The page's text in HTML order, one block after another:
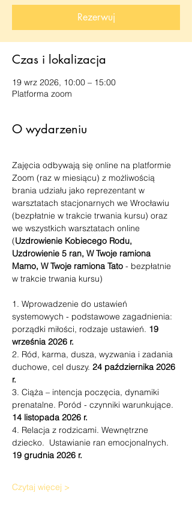
Rezerwuj
Czas i lokalizacja
19 wrz 2026, 10:00 – 15:00
Platforma zoom
O wydarzeniu
Zajęcia odbywają się online na platformie
Zoom (raz w miesiącu) z możliwością
brania udziału jako reprezentant w
warsztatach stacjonarnych we Wrocławiu
(bezpłatnie w trakcie trwania kursu) oraz
we wszystkich warsztatach online
(Uzdrowienie Kobiecego Rodu,
Uzdrowienie 5 ran, W Twoje ramiona
Mamo, W Twoje ramiona Tato - bezpłatnie
w trakcie trwania kursu)
1. Wprowadzenie do ustawień
systemowych - podstawowe zagadnienia:
porządki miłości, rodzaje ustawień. 19
września 2026 r.
2. Ród, karma, dusza, wyzwania i zadania
duchowe, cel duszy. 24 października 2026
r.
3. Ciąża – intencja poczęcia, dynamiki
prenatalne. Poród - czynniki warunkujące.
14 listopada 2026 r.
4. Relacja z rodzicami. Wewnętrzne
dziecko.  Ustawianie ran emocjonalnych.
19 grudnia 2026 r.
Czytaj więcej >